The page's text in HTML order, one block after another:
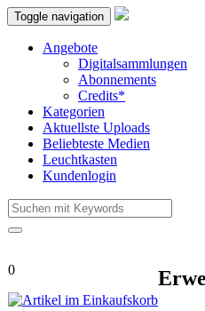
Toggle navigation
Angebote
Digitalsammlungen
Abonnements
Credits*
Kategorien
Aktuellste Uploads
Beliebteste Medien
Leuchtkasten
Kundenlogin
0